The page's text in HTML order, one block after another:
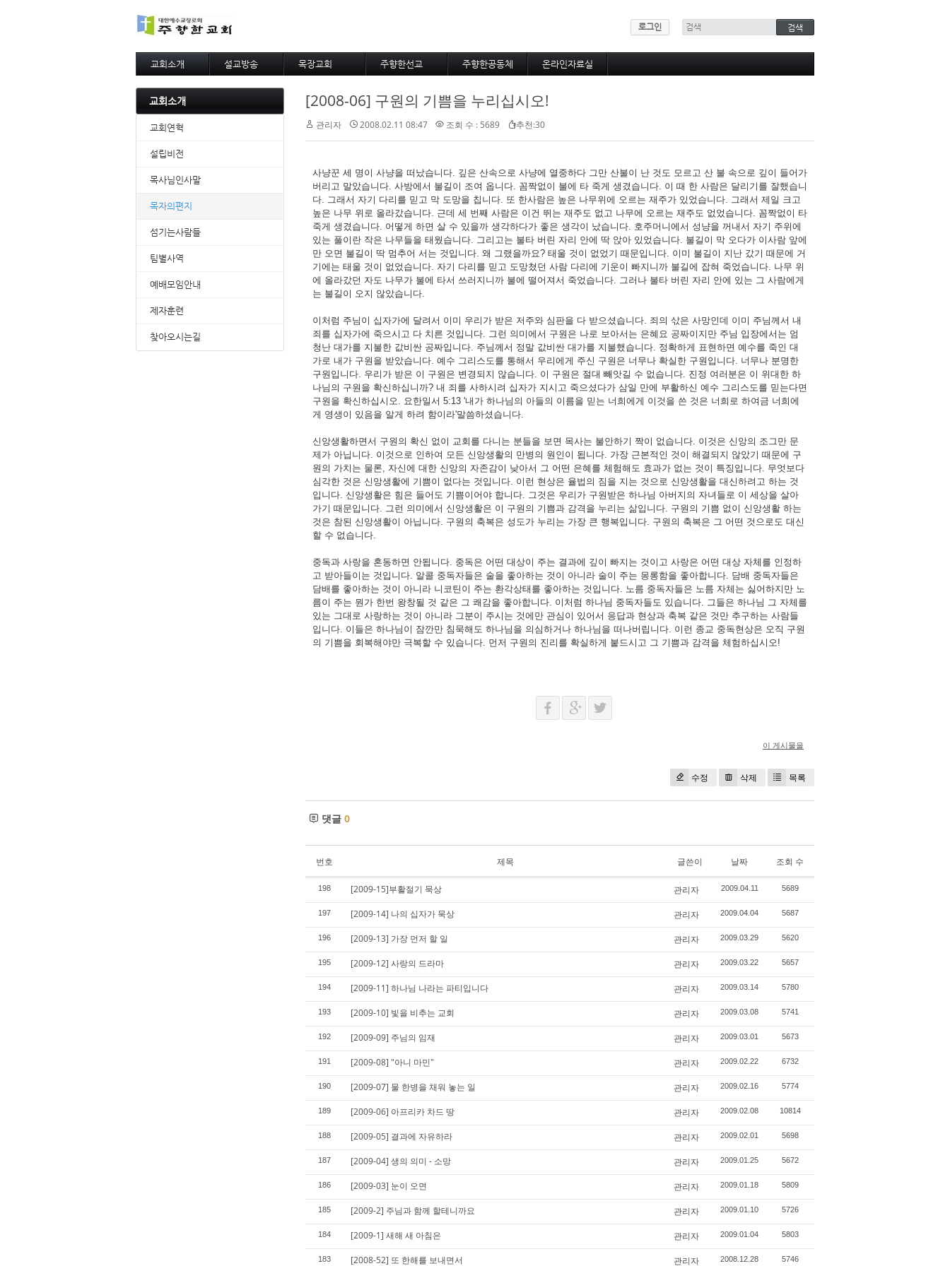
로그인
교회소개
설립비전
목자의편지
팀별사역
제자훈련
설교방송 목장교회
목장사역철학
아름다운목자상
주향한선교
선교사와선교지
선교통신
주향한공동체
새가족포토
주향한포토
자유게시판
대표기도
온라인자료실
주보
교회소개
교회연혁
설립비전
목사님인사말
목자의편지
섬기는사람들
팀별사역
예배모임안내
제자훈련
찾아오시는길
[2008-06] 구원의 기쁨을 누리십시오!
관리자 2008.02.11 08:47 조회 수 : 5689 추천:30
사냥꾼 세 명이 사냥을 떠났습니다. 깊은 산속으로 사냥에 열중하다 그만 산불이 난 것도 모르고 산 불 속으로 깊이 들어가
버리고 말았습니다. 사방에서 불길이 조여 옵니다. 꼼짝없이 불에 타 죽게 생겼습니다. 이 때 한 사람은 달리기를 잘했습니
다. 그래서 자기 다리를 믿고 막 도망을 칩니다. 또 한사람은 높은 나무위에 오르는 재주가 있었습니다. 그래서 제일 크고
높은 나무 위로 올라갔습니다. 근데 세 번째 사람은 이건 뛰는 재주도 없고 나무에 오르는 재주도 없었습니다. 꼼짝없이 타
죽게 생겼습니다. 어떻게 하면 살 수 있을까 생각하다가 좋은 생각이 났습니다. 호주머니에서 성냥을 꺼내서 자기 주위에
있는 풀이란 작은 나무들을 태웠습니다. 그리고는 불타 버린 자리 안에 딱 앉아 있었습니다. 불길이 막 오다가 이사람 앞에
만 오면 불길이 딱 멈추어 서는 것입니다. 왜 그랬을까요? 태울 것이 없었기 때문입니다. 이미 불길이 지난 갔기 때문에 거
기에는 태울 것이 없었습니다. 자기 다리를 믿고 도망쳤던 사람 다리에 기운이 빠지니까 불길에 잡혀 죽었습니다. 나무 위
에 올라갔던 자도 나무가 불에 타서 쓰러지니까 불에 떨어져서 죽었습니다. 그러나 불타 버린 자리 안에 있는 그 사람에게
는 불길이 오지 않았습니다.
이처럼 주님이 십자가에 달려서 이미 우리가 받은 저주와 심판을 다 받으셨습니다. 죄의 삯은 사망인데 이미 주님께서 내
죄를 십자가에 죽으시고 다 치른 것입니다. 그런 의미에서 구원은 나로 보아서는 은혜요 공짜이지만 주님 입장에서는 엄
청난 대가를 지불한 값비싼 공짜입니다. 주님께서 정말 값비싼 대가를 지불했습니다. 정확하게 표현하면 예수를 죽인 대
가로 내가 구원을 받았습니다. 예수 그리스도를 통해서 우리에게 주신 구원은 너무나 확실한 구원입니다. 너무나 분명한
구원입니다. 우리가 받은 이 구원은 변경되지 않습니다. 이 구원은 절대 빼앗길 수 없습니다. 진정 여러분은 이 위대한 하
나님의 구원을 확신하십니까? 내 죄를 사하시려 십자가 지시고 죽으셨다가 삼일 만에 부활하신 예수 그리스도를 믿는다면
구원을 확신하십시오. 요한일서 5:13 '내가 하나님의 아들의 이름을 믿는 너희에게 이것을 쓴 것은 너희로 하여금 너희에
게 영생이 있음을 알게 하려 함이라'말씀하셨습니다.
신앙생활하면서 구원의 확신 없이 교회를 다니는 분들을 보면 목사는 불안하기 짝이 없습니다. 이것은 신앙의 조그만 문
제가 아닙니다. 이것으로 인하여 모든 신앙생활의 만병의 원인이 됩니다. 가장 근본적인 것이 해결되지 않았기 때문에 구
원의 가치는 물론, 자신에 대한 신앙의 자존감이 낮아서 그 어떤 은혜를 체험해도 효과가 없는 것이 특징입니다. 무엇보다
심각한 것은 신앙생활에 기쁨이 없다는 것입니다. 이런 현상은 율법의 짐을 지는 것으로 신앙생활을 대신하려고 하는 것
입니다. 신앙생활은 힘은 들어도 기쁨이어야 합니다. 그것은 우리가 구원받은 하나님 아버지의 자녀들로 이 세상을 살아
가기 때문입니다. 그런 의미에서 신앙생활은 이 구원의 기쁨과 감격을 누리는 삶입니다. 구원의 기쁨 없이 신앙생활 하는
것은 참된 신앙생활이 아닙니다. 구원의 축복은 성도가 누리는 가장 큰 행복입니다. 구원의 축복은 그 어떤 것으로도 대신
할 수 없습니다.
중독과 사랑을 혼동하면 안됩니다. 중독은 어떤 대상이 주는 결과에 깊이 빠지는 것이고 사랑은 어떤 대상 자체를 인정하
고 받아들이는 것입니다. 알콜 중독자들은 술을 좋아하는 것이 아니라 술이 주는 몽롱함을 좋아합니다. 담배 중독자들은
담배를 좋아하는 것이 아니라 니코틴이 주는 환각상태를 좋아하는 것입니다. 노름 중독자들은 노름 자체는 싫어하지만 노
름이 주는 뭔가 한번 왕창될 것 같은 그 쾌감을 좋아합니다. 이처럼 하나님 중독자들도 있습니다. 그들은 하나님 그 자체를
있는 그대로 사랑하는 것이 아니라 그분이 주시는 것에만 관심이 있어서 응답과 현상과 축복 같은 것만 추구하는 사람들
입니다. 이들은 하나님이 잠깐만 침묵해도 하나님을 의심하거나 하나님을 떠나버립니다. 이런 종교 중독현상은 오직 구원
의 기쁨을 회복해야만 극복할 수 있습니다. 먼저 구원의 진리를 확실하게 붙드시고 그 기쁨과 감격을 체험하십시오!
이 게시물을
수정 삭제 목록
댓글 0
번호 제목 글쓴이 날짜 조회 수
198 [2009-15]부활절기 묵상 관리자 2009.04.11 5689
197 [2009-14] 나의 십자가 묵상 관리자 2009.04.04 5687
196 [2009-13] 가장 먼저 할 일 관리자 2009.03.29 5620
195 [2009-12] 사랑의 드라마 관리자 2009.03.22 5657
194 [2009-11] 하나님 나라는 파티입니다 관리자 2009.03.14 5780
193 [2009-10] 빛을 비추는 교회 관리자 2009.03.08 5741
192 [2009-09] 주님의 임재 관리자 2009.03.01 5673
191 [2009-08] "아니 마민" 관리자 2009.02.22 6732
190 [2009-07] 물 한병을 채워 놓는 일 관리자 2009.02.16 5774
189 [2009-06] 아프리카 차드 땅 관리자 2009.02.08 10814
188 [2009-05] 결과에 자유하라 관리자 2009.02.01 5698
187 [2009-04] 생의 의미 - 소망 관리자 2009.01.25 5672
186 [2009-03] 눈이 오면 관리자 2009.01.18 5809
185 [2009-2] 주님과 함께 할테니까요 관리자 2009.01.10 5726
184 [2009-1] 새해 새 아침은 관리자 2009.01.04 5803
183 [2008-52] 또 한해를 보내면서 관리자 2008.12.28 5746